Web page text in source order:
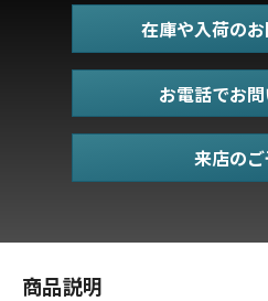
在庫や入荷の
お電話でお
商品説明